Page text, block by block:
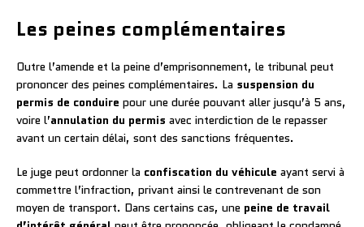
Les peines complémentaires
Outre l’amende et la peine d’emprisonnement, le tribunal peut
prononcer des peines complémentaires. La suspension du
permis de conduire pour une durée pouvant aller jusqu’à 5 ans,
voire l’annulation du permis avec interdiction de le repasser
avant un certain délai, sont des sanctions fréquentes.
Le juge peut ordonner la confiscation du véhicule ayant servi à
commettre l’infraction, privant ainsi le contrevenant de son
moyen de transport. Dans certains cas, une peine de travail